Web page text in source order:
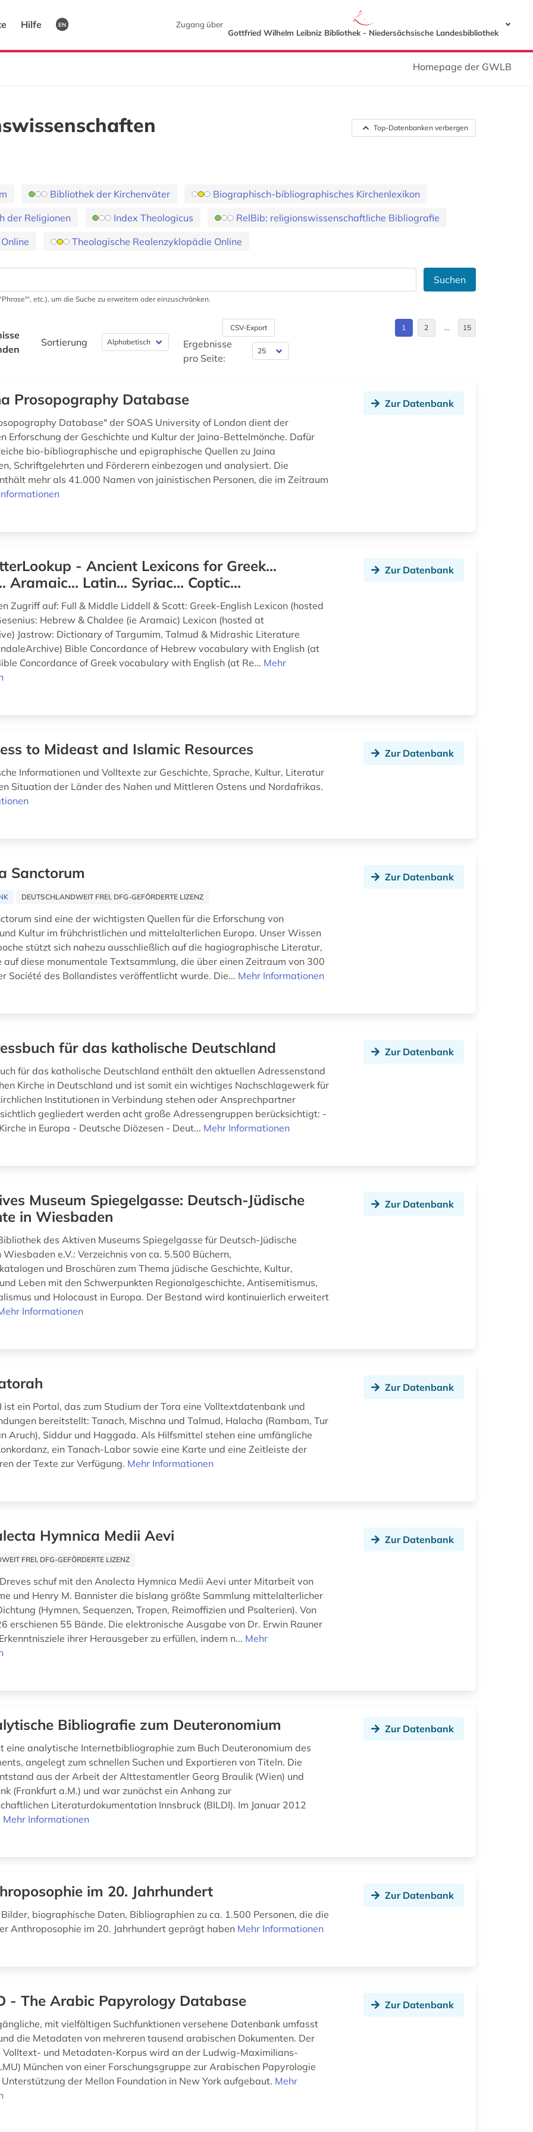
Hilfe EN
Zugang über
Gottfried Wilhelm Leibniz Bibliothek - Niedersächsische Landesbibliothek
Homepage der GWLB
Top-Datenbanken verbergen
Bibliothek der Kirchenväter
Biographisch-bibliographisches Kirchenlexikon
der Religionen Index Theologicus
RelBib: religionswissenschaftliche Bibliografie
Theologische Realenzyklopädie Online
Suchen
etc.), um die Suche zu erweitern oder einzuschränken.
Sortierung
CSV-Export
Ergebnisse
pro Seite:
1 2 … 15
Prosopography Database
Database" der SOAS University of London dient der
Erforschung der Geschichte und Kultur der Jaina-Bettelmönche. Dafür
bio-bibliographische und epigraphische Quellen zu Jaina
Schriftgelehrten und Förderern einbezogen und analysiert. Die
mehr als 41.000 Namen von jainistischen Personen, die im Zeitraum
Zur Datenbank
- Ancient Lexicons for Greek...
Aramaic... Latin... Syriac... Coptic...
Zugriff auf: Full & Middle Liddell & Scott: Greek-English Lexicon (hosted
Hebrew & Chaldee (ie Aramaic) Lexicon (hosted at
Jastrow: Dictionary of Targumim, Talmud & Midrashic Literature
Bible Concordance of Hebrew vocabulary with English (at
Concordance of Greek vocabulary with English (at Re... Mehr
Zur Datenbank
to Mideast and Islamic Resources
Informationen und Volltexte zur Geschichte, Sprache, Kultur, Literatur
Situation der Länder des Nahen und Mittleren Ostens und Nordafrikas.
Zur Datenbank
Sanctorum
DEUTSCHLANDWEIT FREI, DFG-GEFÖRDERTE LIZENZ
sind eine der wichtigsten Quellen für die Erforschung von
Kultur im frühchristlichen und mittelalterlichen Europa. Unser Wissen
stützt sich nahezu ausschließlich auf die hagiographische Literatur,
auf diese monumentale Textsammlung, die über einen Zeitraum von 300
Société des Bollandistes veröffentlicht wurde. Die... Mehr Informationen
Zur Datenbank
für das katholische Deutschland
für das katholische Deutschland enthält den aktuellen Adressenstand
Kirche in Deutschland und ist somit ein wichtiges Nachschlagewerk für
Institutionen in Verbindung stehen oder Ansprechpartner
gegliedert werden acht große Adressengruppen berücksichtigt: -
in Europa - Deutsche Diözesen - Deut... Mehr Informationen
Zur Datenbank
Museum Spiegelgasse: Deutsch-Jüdische
in Wiesbaden
des Aktiven Museums Spiegelgasse für Deutsch-Jüdische
Wiesbaden e.V.: Verzeichnis von ca. 5.500 Büchern,
und Broschüren zum Thema jüdische Geschichte, Kultur,
Leben mit den Schwerpunkten Regionalgeschichte, Antisemitismus,
und Holocaust in Europa. Der Bestand wird kontinuierlich erweitert
Informationen
Zur Datenbank
ist ein Portal, das zum Studium der Tora eine Volltextdatenbank und
bereitstellt: Tanach, Mischna und Talmud, Halacha (Rambam, Tur
Aruch), Siddur und Haggada. Als Hilfsmittel stehen eine umfängliche
ein Tanach-Labor sowie eine Karte und eine Zeitleiste der
der Texte zur Verfügung. Mehr Informationen
Zur Datenbank
Hymnica Medii Aevi
FREI, DFG-GEFÖRDERTE LIZENZ
schuf mit den Analecta Hymnica Medii Aevi unter Mitarbeit von
und Henry M. Bannister die bislang größte Sammlung mittelalterlicher
(Hymnen, Sequenzen, Tropen, Reimoffizien und Psalterien). Von
erschienen 55 Bände. Die elektronische Ausgabe von Dr. Erwin Rauner
ihrer Herausgeber zu erfüllen, indem n... Mehr
Zur Datenbank
Bibliografie zum Deuteronomium
eine analytische Internetbibliographie zum Buch Deuteronomium des
angelegt zum schnellen Suchen und Exportieren von Titeln. Die
aus der Arbeit der Alttestamentler Georg Braulik (Wien) und
(Frankfurt a.M.) und war zunächst ein Anhang zur
Literaturdokumentation Innsbruck (BILDI). Im Januar 2012
Mehr Informationen
Zur Datenbank
im 20. Jahrhundert
biographische Daten, Bibliographien zu ca. 1.500 Personen, die die
Anthroposophie im 20. Jahrhundert geprägt haben Mehr Informationen
Zur Datenbank
- The Arabic Papyrology Database
mit vielfältigen Suchfunktionen versehene Datenbank umfasst
die Metadaten von mehreren tausend arabischen Dokumenten. Der
Volltext- und Metadaten-Korpus wird an der Ludwig-Maximilians-
München von einer Forschungsgruppe zur Arabischen Papyrologie
der Mellon Foundation in New York aufgebaut. Mehr
Zur Datenbank